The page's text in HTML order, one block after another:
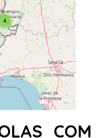
COM